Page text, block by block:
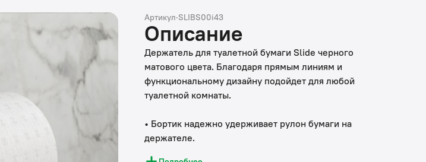
Артикул·SLIBS00i43
Описание
Держатель для туалетной бумаги Slide черного
матового цвета. Благодаря прямым линиям и
функциональному дизайну подойдет для любой
туалетной комнаты.
• Бортик надежно удерживает рулон бумаги на
держателе.